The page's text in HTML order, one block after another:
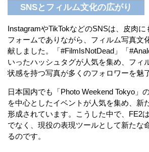
SNSとフィルム文化の広がり
InstagramやTikTokなどのSNSは、皮肉に
フォームでありながら、フィルム写真文
献しました。「#FilmIsNotDead」「
いったハッシュタグが人気を集め、フィ
状感を持つ写真が多くのフォロワーを魅
日本国内でも「Photo Weekend Tokyo」
を中心としたイベントが人気を集め、新
形成されています。こうした中で、FE2
でなく、現役の表現ツールとして新たな
るのです。